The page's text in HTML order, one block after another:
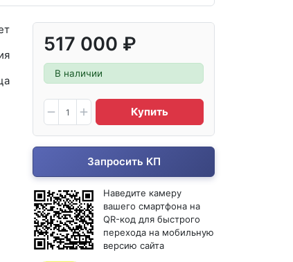
517 000 ₽
В наличии
Купить
Запросить КП
Наведите камеру
вашего смартфона на
QR-код для быстрого
перехода на мобильную
версию сайта